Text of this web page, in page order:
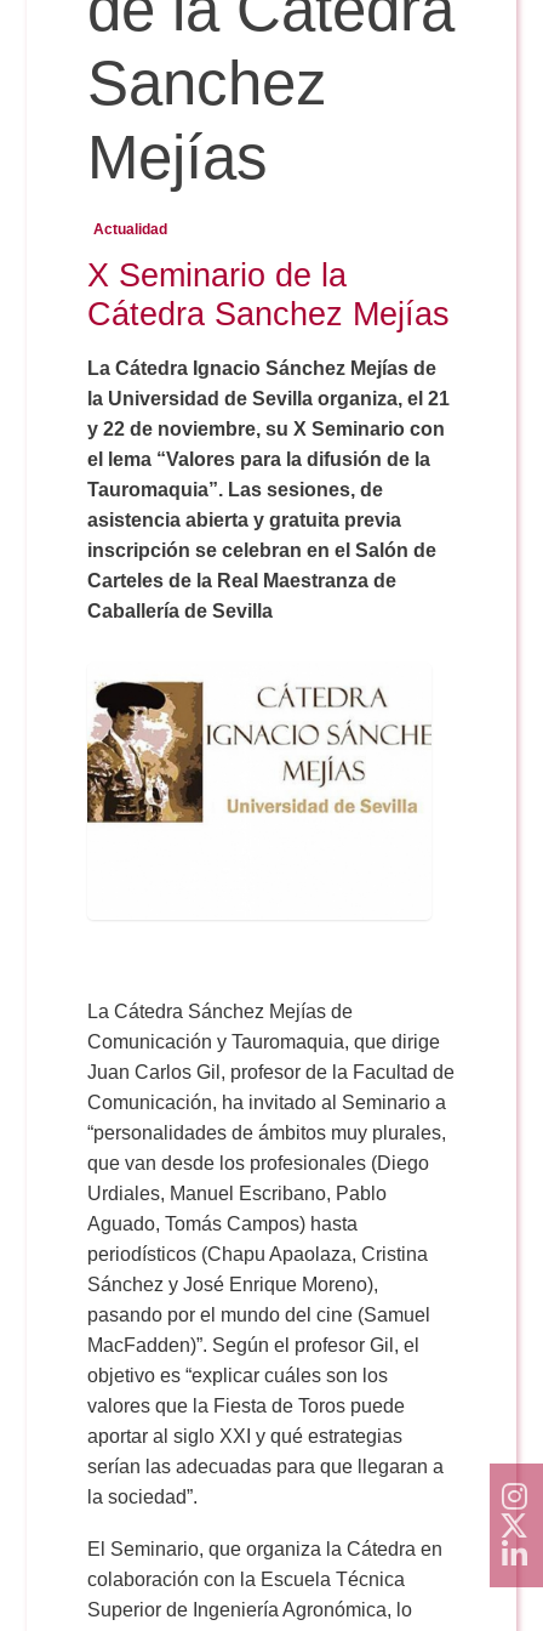
Comunicación Audiovisual
Doble Grado PER/CAV
#YoPractico
Boletines
Sanchez
Mejías
Actualidad
X Seminario de la
Cátedra Sanchez Mejías
La Cátedra Ignacio Sánchez Mejías de
la Universidad de Sevilla organiza, el 21
y 22 de noviembre, su X Seminario con
el lema “Valores para la difusión de la
Tauromaquia”. Las sesiones, de
asistencia abierta y gratuita previa
inscripción se celebran en el Salón de
Carteles de la Real Maestranza de
Caballería de Sevilla
La Cátedra Sánchez Mejías de
Comunicación y Tauromaquia, que dirige
Juan Carlos Gil, profesor de la Facultad de
Comunicación, ha invitado al Seminario a
“personalidades de ámbitos muy plurales,
que van desde los profesionales (Diego
Urdiales, Manuel Escribano, Pablo
Aguado, Tomás Campos) hasta
periodísticos (Chapu Apaolaza, Cristina
Sánchez y José Enrique Moreno),
pasando por el mundo del cine (Samuel
MacFadden)”. Según el profesor Gil, el
objetivo es “explicar cuáles son los
valores que la Fiesta de Toros puede
aportar al siglo XXI y qué estrategias
serían las adecuadas para que llegaran a
la sociedad”.
El Seminario, que organiza la Cátedra en
colaboración con la Escuela Técnica
Superior de Ingeniería Agronómica, lo